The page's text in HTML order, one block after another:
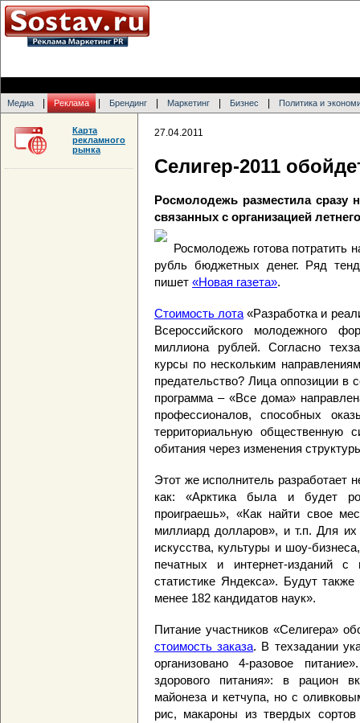
Медиа Реклама Брендинг Маркетинг Бизнес Политика и
27.04.2011
Селигер-2011
Росмолодежь разместила сразу
связанных с организацией
Росмолодежь готова потратить
рубль бюджетных денег. Ряд
пишет «Новая газета».
Стоимость лота «Разработка и
Всероссийского молодежного
миллиона рублей. Согласно
курсы по нескольким
предательство? Лица оппозиции в
программа – «Все дома»
профессионалов, способных
территориальную общественную
обитания через изменения
Этот же исполнитель разработает
как: «Арктика была и будет
проиграешь», «Как найти свое
миллиард долларов», и т.п. Для
искусства, культуры и шоу-
печатных и интернет-изданий
статистике Яндекса». Будут
менее 182 кандидатов наук».
Питание участников «Селигера»
стоимость заказа. В техзадании
организовано 4-разовое
здорового питания»: в рацион
майонеза и кетчупа, но с
рис, макароны из твердых
Карта
рекламного
рынка